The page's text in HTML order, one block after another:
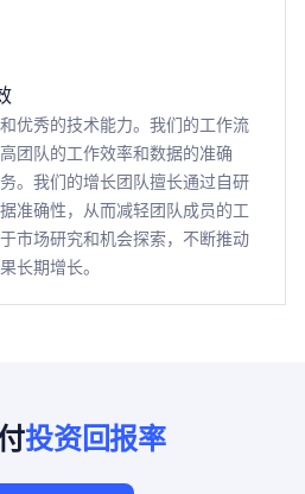
优秀的技术能力。我们的工作流
团队的工作效率和数据的准确
。我们的增长团队擅长通过自研
准确性，从而减轻团队成员的工
市场研究和机会探索，不断推动
长期增长。
投资回报率